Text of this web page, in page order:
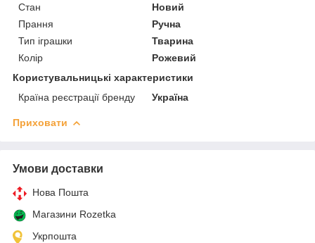
Стан
Новий
Прання
Ручна
Тип іграшки
Тварина
Колір
Рожевий
Користувальницькі характеристики
Країна реєстрації бренду
Україна
Приховати
Умови доставки
Нова Пошта
Магазини Rozetka
Укрпошта